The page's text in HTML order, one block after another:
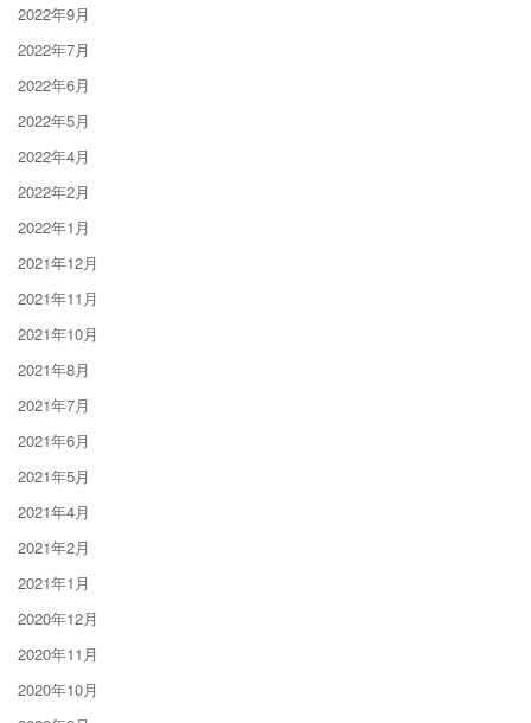
2022年9月
2022年7月
2022年6月
2022年5月
2022年4月
2022年2月
2022年1月
2021年12月
2021年11月
2021年10月
2021年8月
2021年7月
2021年6月
2021年5月
2021年4月
2021年2月
2021年1月
2020年12月
2020年11月
2020年10月